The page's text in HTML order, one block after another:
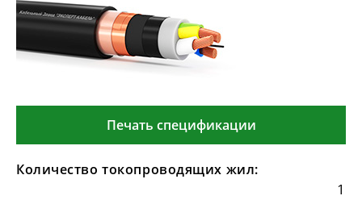
Печать спецификации
Количество токопроводящих жил:
1